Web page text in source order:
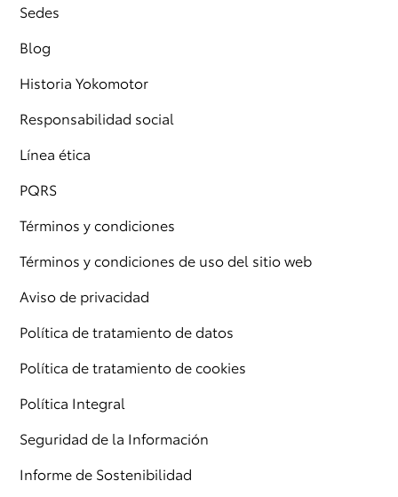
Sedes
Blog
Historia Yokomotor
Responsabilidad social
Línea ética
PQRS
Términos y condiciones
Términos y condiciones de uso del sitio web
Aviso de privacidad
Política de tratamiento de datos
Política de tratamiento de cookies
Política Integral
Seguridad de la Información
Informe de Sostenibilidad